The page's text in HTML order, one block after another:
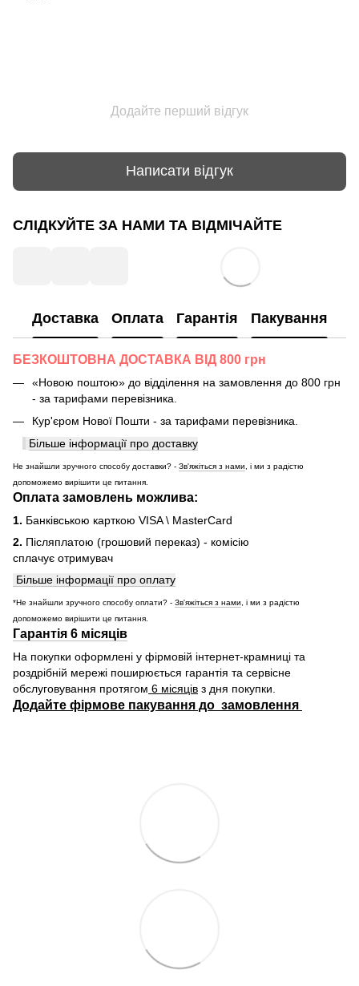
Додайте перший відгук
Написати відгук
СЛІДКУЙТЕ ЗА НАМИ ТА ВІДМІЧАЙТЕ
Доставка Оплата Гарантія Пакування
БЕЗКОШТОВНА ДОСТАВКА ВІД 800 грн
«Новою поштою» до відділення на замовлення до 800 грн
- за тарифами перевізника.
Кур'єром Нової Пошти - за тарифами перевізника.
Більше інформації про доставку
Не знайшли зручного способу доставки? - Зв'яжіться з нами, і ми з радістю
допоможемо вирішити це питання.
Оплата замовлень можлива:
1. Банківською карткою VISA \ MasterCard
2. Післяплатою (грошовий переказ) - комісію
сплачує отримувач
Більше інформації про оплату
*Не знайшли зручного способу оплати? - Зв'яжіться з нами, і ми з радістю
допоможемо вирішити це питання.
Гарантія 6 місяців
На покупки оформлені у фірмовій інтернет-крамниці та
роздрібній мережі поширюється гарантія та сервісне
обслуговування протягом 6 місяців з дня покупки.
Додайте фірмове пакування до замовлення